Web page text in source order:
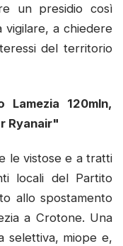
un presidio così
vigilare, a chiedere
del territorio
120mln,
Ryanair"
le vistose e a tratti
locali del Partito
allo spostamento
a Crotone. Una
selettiva, miope e,